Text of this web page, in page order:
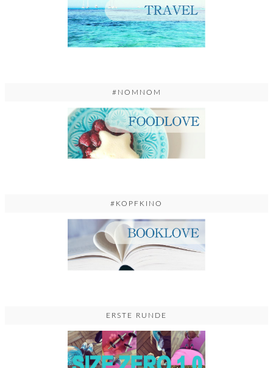
#NOMNOM
#KOPFKINO
ERSTE RUNDE